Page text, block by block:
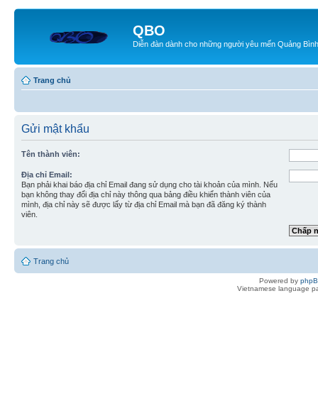
QBO
Diễn đàn dành cho những người yêu mến Quảng Bình
Trang chủ
Gửi mật khẩu
Tên thành viên:
Địa chỉ Email:
Bạn phải khai báo địa chỉ Email đang sử dụng cho tài khoản của mình. Nếu
bạn không thay đổi địa chỉ này thông qua bảng điều khiển thành viên của
mình, địa chỉ này sẽ được lấy từ địa chỉ Email mà bạn đã đăng ký thành
viên.
Trang chủ
Powered by
Vietnamese language